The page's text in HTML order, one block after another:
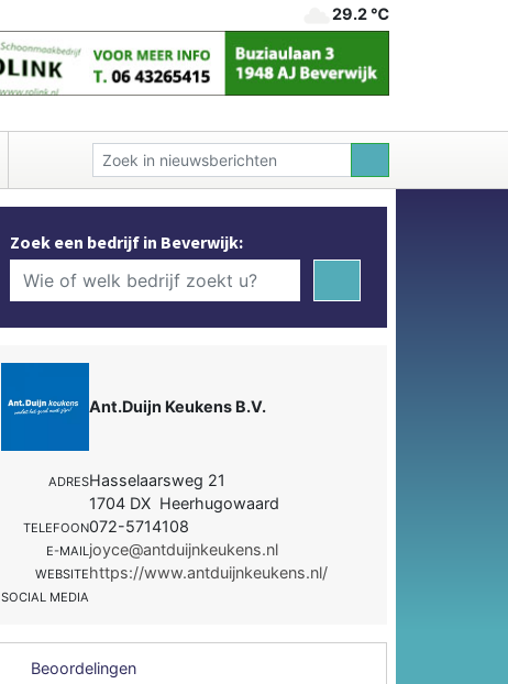
29.2 ℃
Zoek een bedrijf in Beverwijk:
Ant.Duijn Keukens B.V.
ADRESHasselaarsweg 21
1704 DX Heerhugowaard
TELEFOON072-5714108
E-MAILjoyce@antduijnkeukens.nl
WEBSITEhttps://www.antduijnkeukens.nl/
SOCIAL MEDIA
Beoordelingen